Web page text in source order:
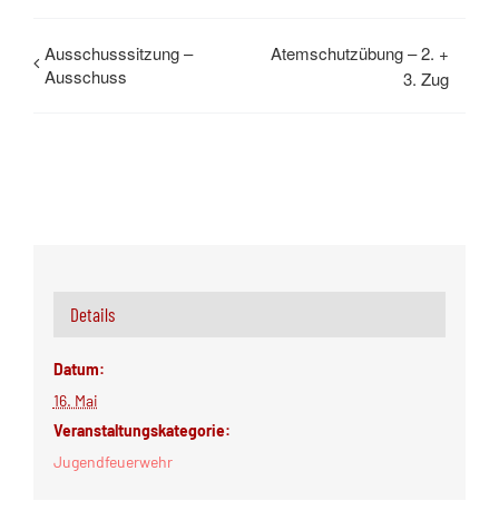
Ausschusssitzung –
Ausschuss
Atemschutzübung – 2. +
3. Zug
Details
Datum:
16. Mai
Veranstaltungskategorie:
Jugendfeuerwehr